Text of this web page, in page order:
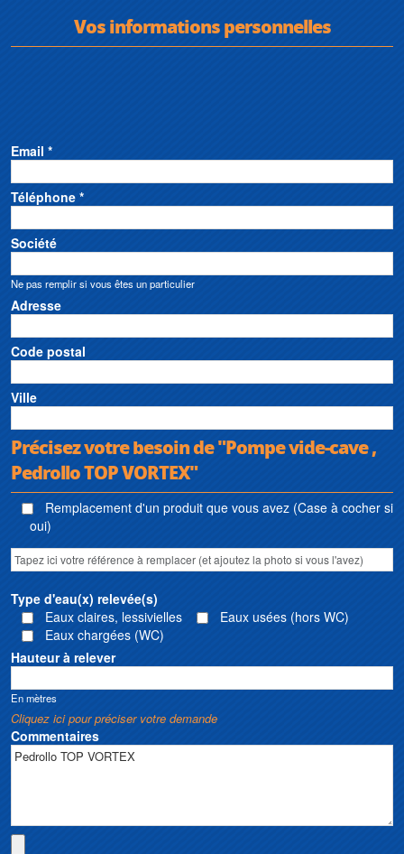
Vos informations personnelles
Email *
Téléphone *
Société
Ne pas remplir si vous êtes un particulier
Adresse
Code postal
Ville
Précisez votre besoin de "Pompe vide-cave ,
Pedrollo TOP VORTEX"
Remplacement d'un produit que vous avez (Case à cocher si
oui)
Type d'eau(x) relevée(s)
Eaux claires, lessivielles
Eaux usées (hors WC)
Eaux chargées (WC)
Hauteur à relever
En mètres
Cliquez ici pour préciser votre demande
Commentaires